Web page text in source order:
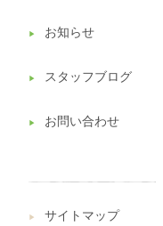
▶︎ お知らせ
▶︎ スタッフブログ
▶︎ お問い合わせ
植木処分
▶︎ サイトマップ